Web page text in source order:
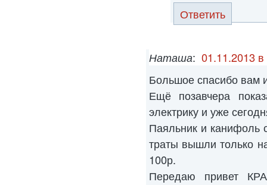
Ответить
Наташа: 01.11.2013
Большое спасибо вам
Ещё позавчера
электрику и уже
Паяльник и канифоль
траты вышли только
100р.
Передаю привет